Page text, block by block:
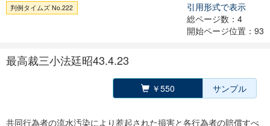
判例タイムズ No.222
引用形式で表示
総ページ数：4
開始ページ位置：93
最高裁三小法廷昭43.4.23
￥550 サンプル
共同行為者の流水汚染により惹起された損害と各行為者の賠償すべ